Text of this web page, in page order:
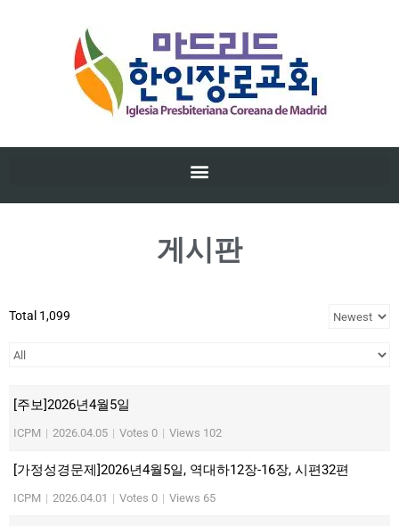
게시판
Total 1,099
[주보]2026년4월5일
ICPM | 2026.04.05 | Votes 0 | Views 102
[가정성경문제]2026년4월5일, 역대하12장-16장, 시편32편
ICPM | 2026.04.01 | Votes 0 | Views 65